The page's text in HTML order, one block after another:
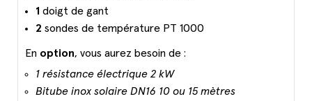
1 doigt de gant
2 sondes de température PT 1000
En option, vous aurez besoin de :
1 résistance électrique 2 kW
Bitube inox solaire DN16 10 ou 15 mètres